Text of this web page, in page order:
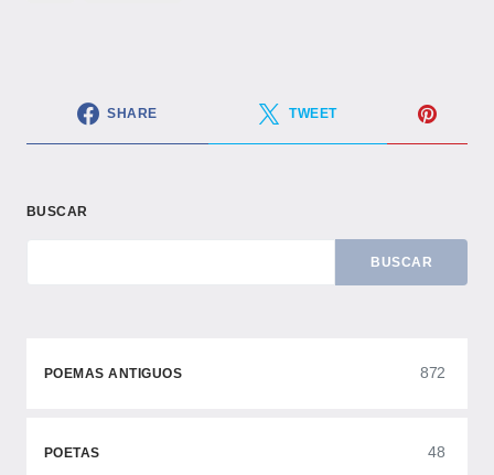
SHARE TWEET
BUSCAR
BUSCAR
POEMAS ANTIGUOS 872
POETAS 48